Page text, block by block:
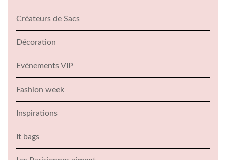
Créateurs de Sacs
Décoration
Evénements VIP
Fashion week
Inspirations
It bags